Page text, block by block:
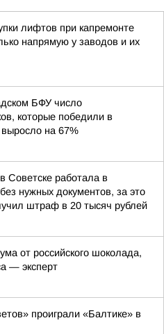
лифтов при капремонте
напрямую у заводов и их
БФУ число
которые победили в
на 67%
Советске работала в
нужных документов, за это
штраф в 20 тысяч рублей
от российского шоколада,
— эксперт
проиграли «Балтике» в